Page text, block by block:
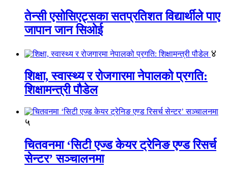
तेन्सी एसोसिएट्सका सतप्रतिशत विद्यार्थीले पाए
जापान जान सिओई
४
शिक्षा, स्वास्थ्य र रोजगारमा नेपालको प्रगति:
शिक्षामन्त्री पौडेल
५
चितवनमा ‘सिटी एज्ड केयर ट्रेनिङ एण्ड रिसर्च
सेन्टर’ सञ्चालनमा